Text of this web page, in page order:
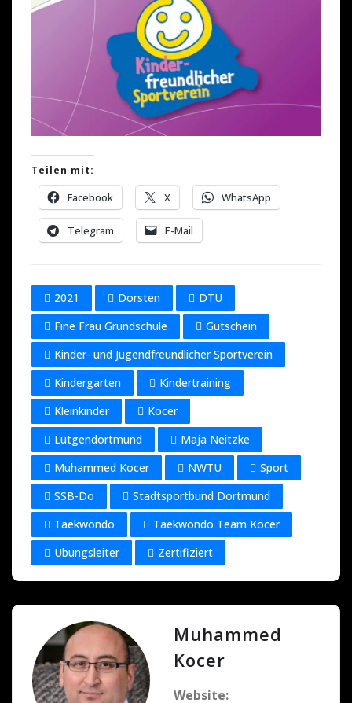
Teilen mit:
Facebook X WhatsApp
Telegram E-Mail
2021 Dorsten
DTU
Fine Frau Grundschule
Gutschein
Kinder- und Jugendfreundlicher Sportverein
Kindergarten
Kindertraining
Kleinkinder
Kocer
Lütgendortmund
Maja Neitzke
Muhammed Kocer
NWTU
Sport
SSB-Do
Stadtsportbund Dortmund
Taekwondo
Taekwondo Team Kocer
Übungsleiter
Zertifiziert
Muhammed
Kocer
Website: